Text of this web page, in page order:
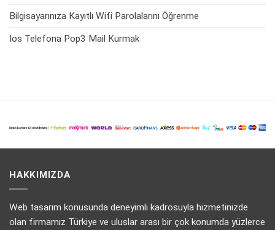
Bilgisayarınıza Kayıtlı Wifi Parolalarını Öğrenme
Ios Telefona Pop3 Mail Kurmak
HAKKIMIZDA
Web tasarım konusunda deneyimli kadrosuyla hizmetinizde
olan firmamız Türkiye ve uluslar arası bir çok konumda yüzlerce